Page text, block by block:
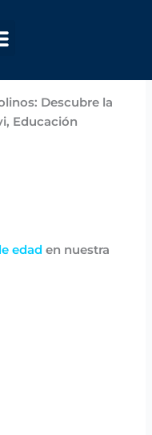
Descubre la
Educación
edad en nuestra